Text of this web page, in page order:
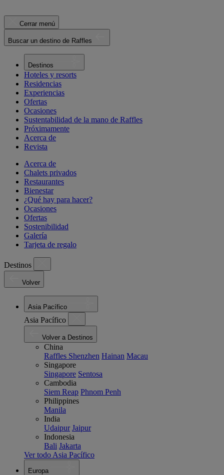
Cerrar menú
Buscar un destino de Raffles
Destinos
Hoteles y resorts
Residencias
Experiencias
Ofertas
Ocasiones
Sustentabilidad de la mano de Raffles
Próximamente
Acerca de
Revista
Acerca de
Chalets privados
Restaurantes
Bienestar
¿Qué hay para hacer?
Ocasiones
Ofertas
Sostenibilidad
Galería
Tarjeta de regalo
Destinos
Volver
Asia Pacífico
Asia Pacífico
Volver a Destinos
China
Raffles Shenzhen Hainan Macau
Singapore
Singapore Sentosa
Cambodia
Siem Reap Phnom Penh
Philippines
Manila
India
Udaipur Jaipur
Indonesia
Bali Jakarta
Ver todo Asia Pacífico
Europa